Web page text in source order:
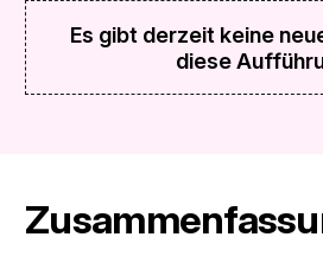
Es gibt derzeit keine
diese